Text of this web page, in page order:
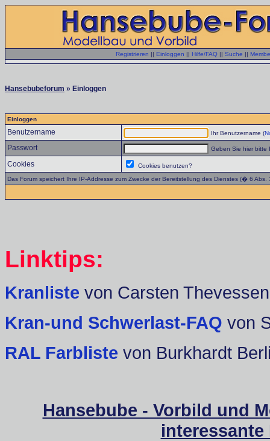
Registrieren || Einloggen || Hilfe/FAQ || Suche ||
Hansebubeforum » Einloggen
Einloggen
Benutzername Ihr Benutzername (
Passwort Geben Sie hier bitte
Cookies
Cookies benutzen?
Das Forum speichert Ihre IP-Addresse zum Zwecke der Bereitstellung des Dienstes (� 6
Linktips:
Kranliste von Carsten Thevessen
Kran-und Schwerlast-FAQ von
RAL Farbliste von Burkhardt
Hansebube - Vorbild und